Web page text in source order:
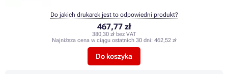
467,77 zł
380,30 zł bez VAT
Najniższa cena w ciągu ostatnich 30 dni: 462,52 zł
Do koszyka
Do jakich drukarek jest to odpowiedni produkt?